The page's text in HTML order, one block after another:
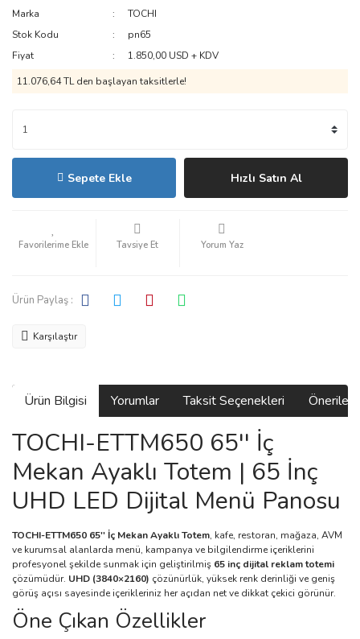
Marka
TOCHI
Stok Kodu
pn65
Fiyat
1.850,00 USD + KDV
11.076,64 TL den başlayan taksitlerle!
Sepete Ekle Hızlı Satın Al
Tavsiye Et Yorum Yaz
Ürün Paylaş :
Karşılaştır
Ürün Bilgisi Yorumlar Taksit Seçenekleri
TOCHI-ETTM650 65'' İç
Mekan Ayaklı Totem | 65 İnç
UHD LED Dijital Menü Panosu
TOCHI-ETTM650 65'' İç Mekan Ayaklı Totem, kafe, restoran, mağaza, AVM
ve kurumsal alanlarda menü, kampanya ve bilgilendirme içeriklerini
profesyonel şekilde sunmak için geliştirilmiş 65 inç dijital reklam totemi
çözümüdür. UHD (3840×2160) çözünürlük, yüksek renk derinliği ve geniş
görüş açısı sayesinde içerikleriniz her açıdan net ve dikkat çekici görünür.
Öne Çıkan Özellikler